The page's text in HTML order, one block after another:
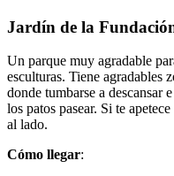
Jardín de la
Un parque muy agradable
esculturas. Tiene agradables
donde tumbarse a descansar
los patos pasear. Si te
al lado.
Cómo llegar: